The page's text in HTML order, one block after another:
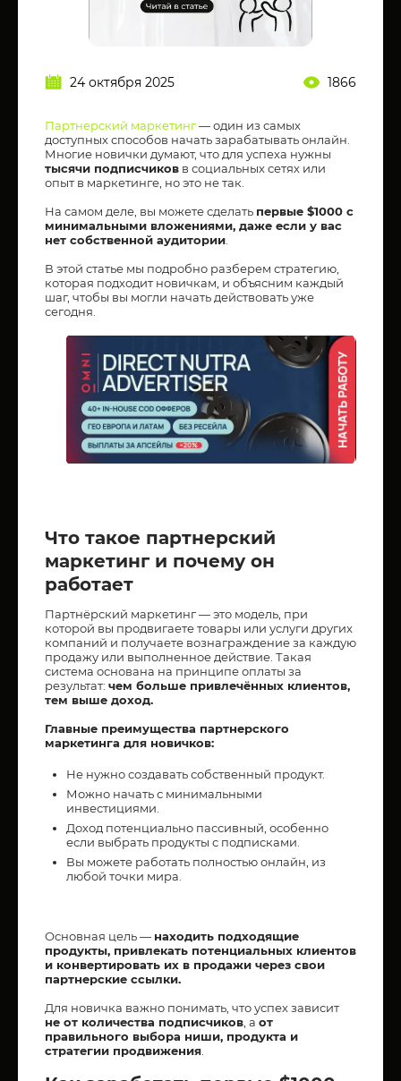
24 октября 2025 1866
Партнерский маркетинг— один из самых
доступных способов начать зарабатывать онлайн.
Многие новички думают, что для успеха нужны
тысячи подписчиков в социальных сетях или
опыт в маркетинге, но это не так.
На самом деле, вы можете сделать первые $1000 с
минимальными вложениями, даже если у вас
нет собственной аудитории
В этой статье мы подробно разберем стратегию,
которая подходит новичкам, и объясним каждый
шаг, чтобы вы могли начать действовать уже
сегодня.
Что такое партнерский
маркетинг и почему он
работает
Партнёрский маркетинг — это модель, при
которой вы продвигаете товары или услуги других
компаний и получаете вознаграждение за каждую
продажу или выполненное действие. Такая
система основана на принципе оплаты за
результат: чем больше привлечённых клиентов,
тем выше доход.
Главные преимущества партнерского
маркетинга для новичков:
Не нужно создавать собственный продукт.
Можно начать с минимальными
инвестициями.
Доход потенциально пассивный, особенно
если выбрать продукты с подписками.
Вы можете работать полностью онлайн, из
любой точки мира.
Основная цель — находить подходящие
продукты, привлекать потенциальных клиентов
и конвертировать их в продажи через свои
партнерские ссылки.
Для новичка важно понимать, что успех зависит
не от количества подписчиков , а от
правильного выбора ниши, продукта и
стратегии продвижения